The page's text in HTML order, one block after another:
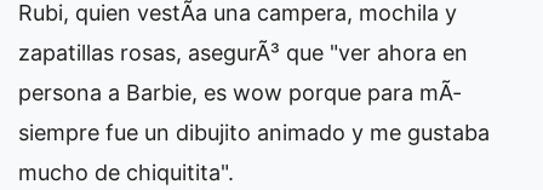
Rubi, quien vestÃ­a una campera, mochila y
zapatillas rosas, asegurÃ³ que "ver ahora en
persona a Barbie, es wow porque para mÃ­
siempre fue un dibujito animado y me gustaba
mucho de chiquitita".